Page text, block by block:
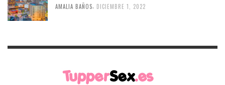
AMALIA BAÑOS DICIEMBRE 1, 2022